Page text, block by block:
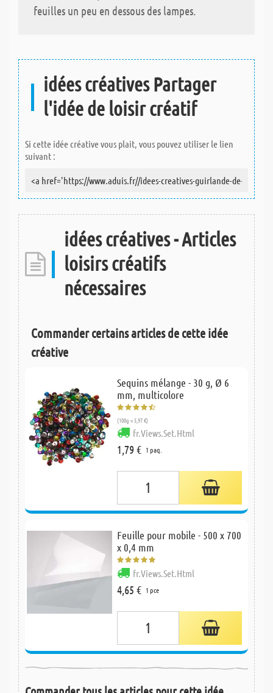
feuilles un peu en dessous des lampes.
idées créatives Partager
l'idée de loisir créatif
Si cette idée créative vous plait, vous pouvez utiliser le lien
suivant :
idées créatives - Articles
loisirs créatifs
nécessaires
Commander certains articles de cette idée
créative
Sequins mélange - 30 g, Ø 6
mm, multicolore
(100g = 5,97 €)
fr.Views.Set.Html
1,79 € 1 paq.
Feuille pour mobile - 500 x 700
x 0,4 mm
fr.Views.Set.Html
4,65 € 1 pce